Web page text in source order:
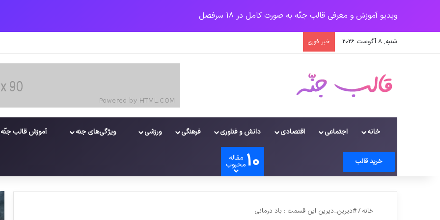
ویدیو آموزش و معرفی قالب جنّه به صورت کامل در 18 سرفصل
شنبه, 8 آگوست 2026 خبر فوری
خانه اجتماعی اقتصادی دانش و فناوری فرهنگی ورزشی ویژگی‌های جنه آموزش قالب جنّه
خرید قالب تغییر پوسته
جستجو برای
10 مقاله
محبوب
خانه /#دیرین_دیرین این قسمت : باد درمانی